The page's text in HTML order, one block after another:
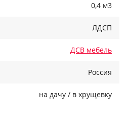
0,4 м3
ЛДСП
ДСВ мебель
Россия
на дачу / в хрущевку